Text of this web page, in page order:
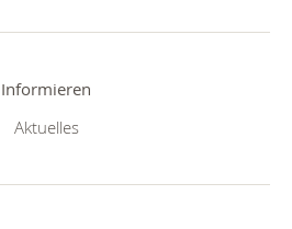
Informieren
Aktuelles